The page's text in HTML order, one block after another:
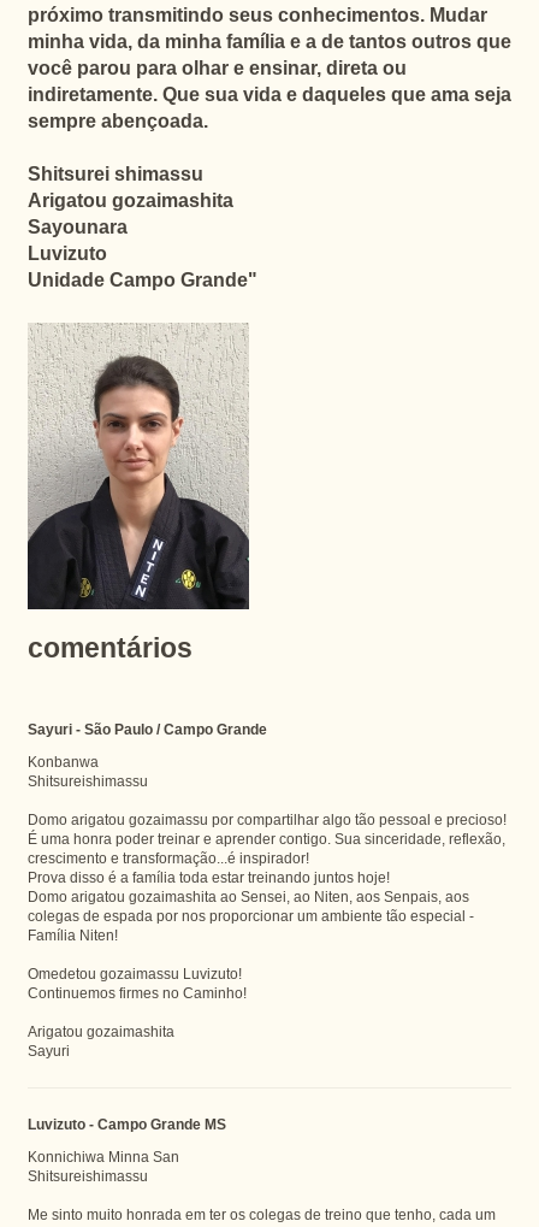
próximo transmitindo seus conhecimentos. Mudar
minha vida, da minha família e a de tantos outros que
você parou para olhar e ensinar, direta ou
indiretamente. Que sua vida e daqueles que ama seja
sempre abençoada.
Shitsurei shimassu
Arigatou gozaimashita
Sayounara
Luvizuto
Unidade Campo Grande"
comentários
Sayuri - São Paulo / Campo Grande
Konbanwa
Shitsureishimassu
Domo arigatou gozaimassu por compartilhar algo tão pessoal e precioso!
É uma honra poder treinar e aprender contigo. Sua sinceridade, reflexão,
crescimento e transformação...é inspirador!
Prova disso é a família toda estar treinando juntos hoje!
Domo arigatou gozaimashita ao Sensei, ao Niten, aos Senpais, aos
colegas de espada por nos proporcionar um ambiente tão especial -
Família Niten!
Omedetou gozaimassu Luvizuto!
Continuemos firmes no Caminho!
Arigatou gozaimashita
Sayuri
Luvizuto - Campo Grande MS
Konnichiwa Minna San
Shitsureishimassu
Me sinto muito honrada em ter os colegas de treino que tenho, cada um